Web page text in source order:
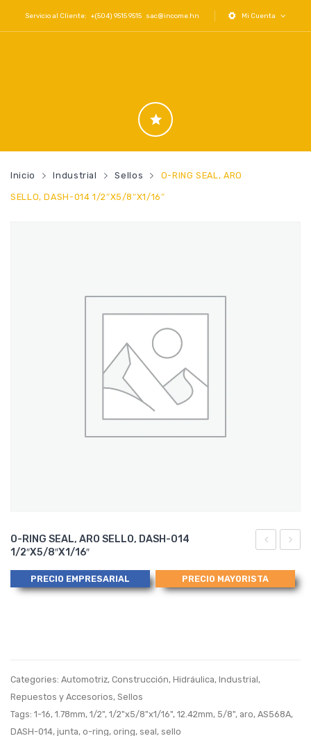
Servicio al Cliente: +(504) 9515 9515 sac@income.hn Mi Cuenta
Inicio Industrial Sellos O-RING SEAL, ARO
SELLO, DASH-014 1/2″x5/8″x1/16″
SEAL,
ARO
SEAL,
ARO
O-RING SEAL, ARO SELLO, DASH-014
1/2″x5/8″x1/16″
PRECIO EMPRESARIAL PRECIO MAYORISTA
Categories: Automotriz, Construcción, Hidráulica, Industrial,
Repuestos y Accesorios, Sellos
Tags: 1-16, 1.78mm, 1/2", 1/2"x5/8"x1/16", 12.42mm, 5/8", aro, AS568A,
DASH-014, junta, o-ring, oring, seal, sello